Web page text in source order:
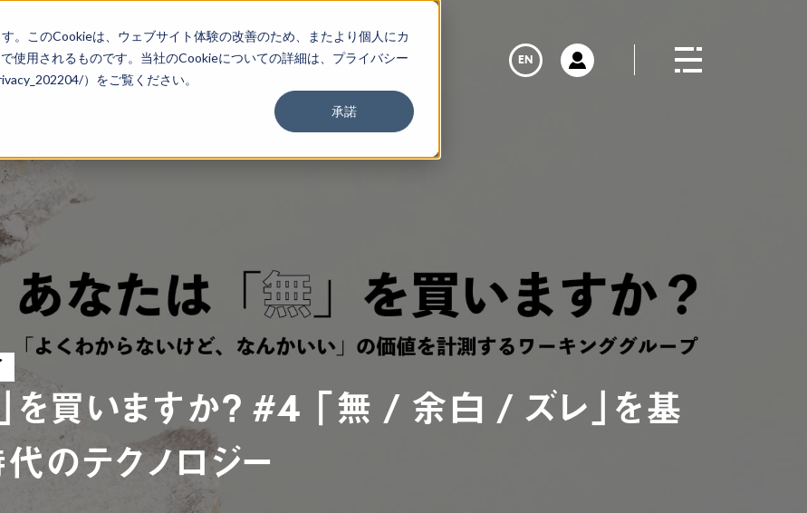
。このCookieは、ウェブサイト体験の改善のため、またより個人にカ
使用されるものです。当社のCookieについての詳細は、プライバシー
）をご覧ください。
承諾
EN
」を買いますか？ #4 「無 / 余白 / ズレ」を基
のテクノロジー